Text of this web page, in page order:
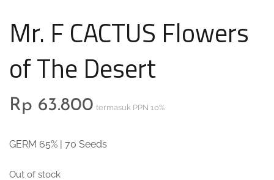
Mr. F CACTUS Flowers
of The Desert
Rp 63.800 termasuk PPN 10%
GERM 65% | 70 Seeds
Out of stock